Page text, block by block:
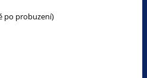
po probuzení)